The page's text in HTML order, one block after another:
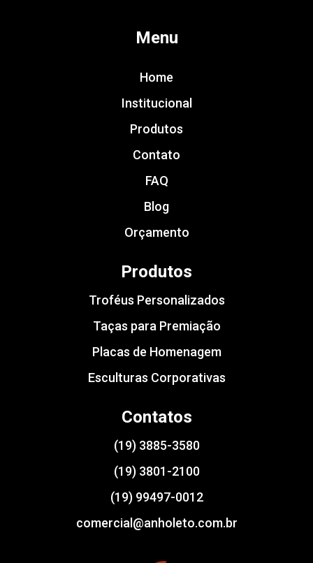
Menu
Home
Institucional
Produtos
Contato
FAQ
Blog
Orçamento
Produtos
Troféus Personalizados
Taças para Premiação
Placas de Homenagem
Esculturas Corporativas
Contatos
(19) 3885-3580
(19) 3801-2100
(19) 99497-0012
comercial@anholeto.com.br